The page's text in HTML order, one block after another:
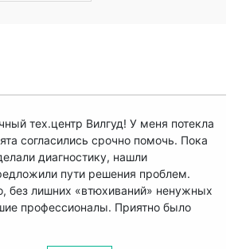
тех.центр Вилгуд! У меня потекла
согласились срочно помочь. Пока
диагностику, нашли
пути решения проблем.
без лишних «втюхиваний» ненужных
профессионалы. Приятно было